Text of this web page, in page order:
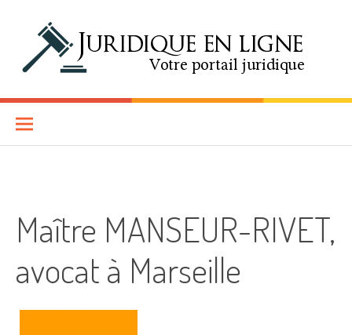
Juridique en Ligne
Maître MANSEUR-RIVET,
avocat à Marseille